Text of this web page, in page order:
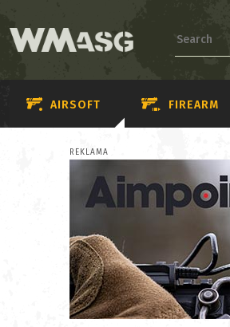
AIRSOFT FIREARM
REKLAMA